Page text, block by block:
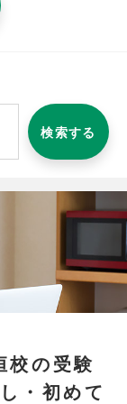
検索する
校の受験
・初めて